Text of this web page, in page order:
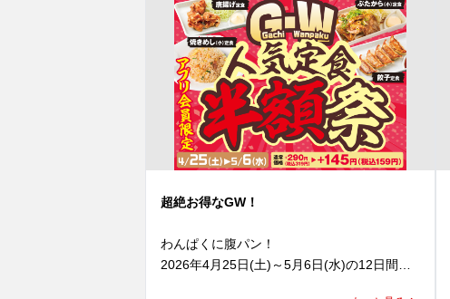
商品のためだけに開発したオリジナル。
どこか懐かしさを感じる味わいながらも、ガ
ツンと食べ応えのある一杯に仕上げました。
冷やし中華定番のハムや玉子は、魁力屋らし
く豪快にトッピング。
さらに、たっぷりのもやしに、からしマヨネ
ーズ、紅しょうが、揚げ玉を加えることで、
中太ちぢれ麺に特製だれがしっかり絡み、食
総重量約700gの圧倒的ボリュームでありなが
ら、暑い日でも食べ進めたくなる一杯。
超絶お得なGW！
わんぱくに腹パン！
2026年4月25日(土)～5月6日(水)の12日間、